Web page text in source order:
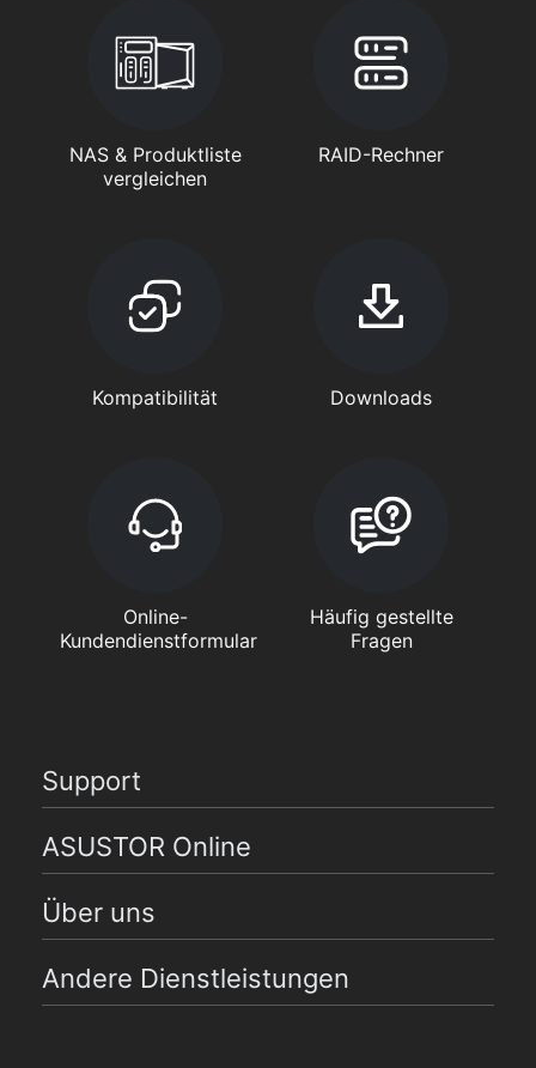
NAS & Produktliste
vergleichen
RAID-Rechner
Kompatibilität Downloads
Online-
Kundendienstformular
Häufig gestellte
Fragen
Support
ASUSTOR Online
Über uns
Andere Dienstleistungen